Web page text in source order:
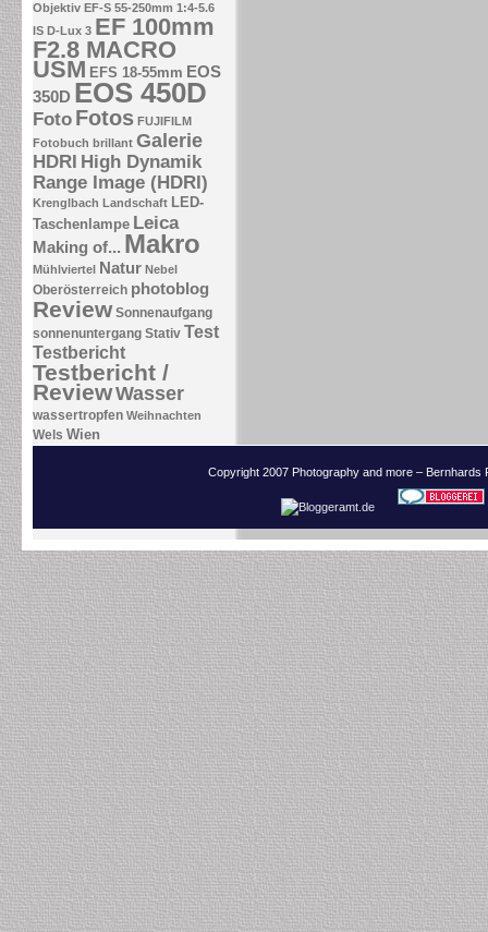
Objektiv EF-S 55-250mm 1:4-5.6
IS D-Lux 3 EF 100mm
F2.8 MACRO
USM EFS 18-55mm EOS
350D EOS 450D
Foto Fotos FUJIFILM
Fotobuch brillant Galerie
HDRI High Dynamik
Range Image (HDRI)
Krenglbach Landschaft LED-
Taschenlampe Leica
Making of... Makro
Mühlviertel Natur Nebel
Oberösterreich photoblog
Review Sonnenaufgang
sonnenuntergang Stativ Test
Testbericht
Testbericht /
ReviewWasser
wassertropfen Weihnachten
Wels Wien
Copyright 2007 Photography and more –